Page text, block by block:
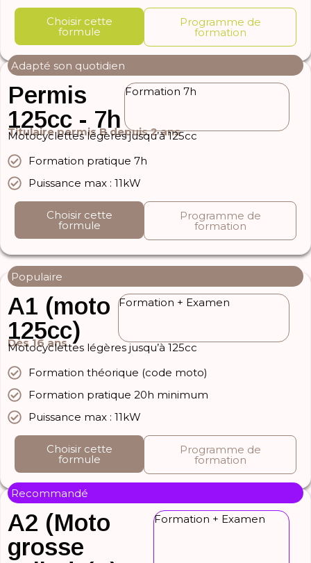
Choisir cette
formule
Programme de
formation
Adapté son quotidien
Permis
125cc - 7h
Formation 7h
Titulaire permis B depuis 2 ans
Motocyclettes légères jusqu’à 125cc
Formation pratique 7h
Puissance max : 11kW
Choisir cette
formule
Programme de
formation
Populaire
A1 (moto
125cc)
Formation + Examen
Dès 16 ans
Motocyclettes légères jusqu’à 125cc
Formation théorique (code moto)
Formation pratique 20h minimum
Puissance max : 11kW
Choisir cette
formule
Programme de
formation
Recommandé
A2 (Moto
grosse
Formation + Examen